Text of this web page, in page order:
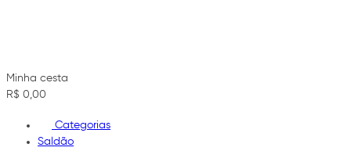
Minha cesta
R$ 0,00
Categorias
Saldão